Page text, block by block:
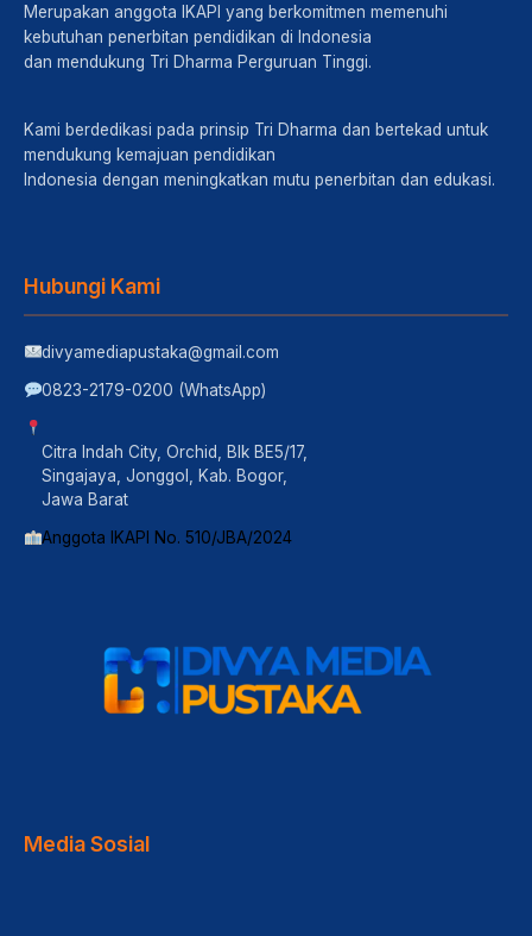
Merupakan anggota IKAPI yang berkomitmen memenuhi
kebutuhan penerbitan pendidikan di Indonesia
dan mendukung Tri Dharma Perguruan Tinggi.
Kami berdedikasi pada prinsip Tri Dharma dan bertekad untuk
mendukung kemajuan pendidikan
Indonesia dengan meningkatkan mutu penerbitan dan edukasi.
Hubungi Kami
divyamediapustaka@gmail.com
0823-2179-0200 (WhatsApp)
Citra Indah City, Orchid, Blk BE5/17,
Singajaya, Jonggol, Kab. Bogor,
Jawa Barat
Anggota IKAPI No. 510/JBA/2024
Media Sosial